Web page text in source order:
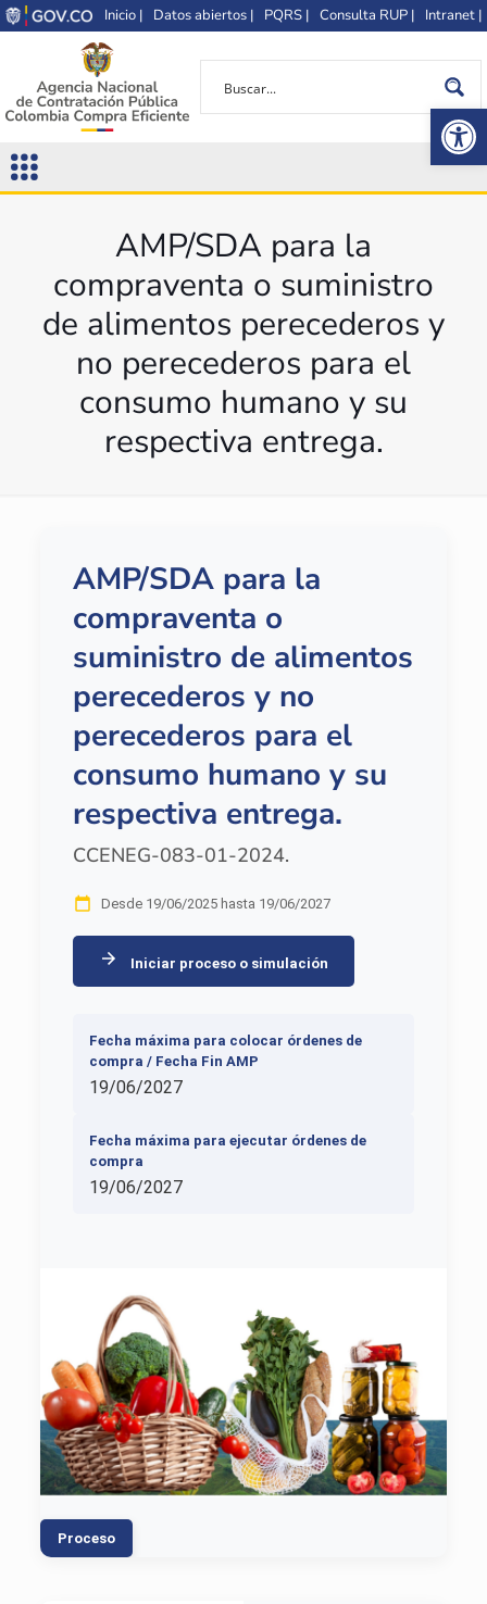
Inicio | Datos abiertos | PQRS | Consulta RUP | Intranet |
AMP/SDA para la
compraventa o suministro
de alimentos perecederos y
no perecederos para el
consumo humano y su
respectiva entrega.
AMP/SDA para la
compraventa o
suministro de alimentos
perecederos y no
perecederos para el
consumo humano y su
respectiva entrega.
CCENEG-083-01-2024.
Desde 19/06/2025 hasta 19/06/2027
Iniciar proceso o simulación
Fecha máxima para colocar órdenes de
compra / Fecha Fin AMP
19/06/2027
Fecha máxima para ejecutar órdenes de
compra
19/06/2027
Proceso